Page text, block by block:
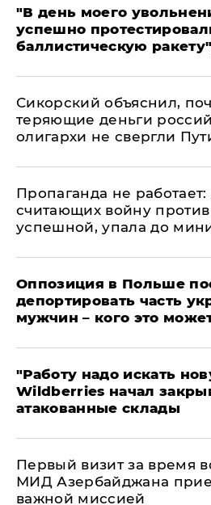
​"В день моего
успешно
баллистическую
Сикорский объяснил,
теряющие деньги
олигархи не свергли
​Пропаганда не
считающих войну
успешной, упала до
Оппозиция в Польше
депортировать часть
мужчин – кого это
"Работу надо искать
Wildberries начал
атакованные склады
Первый визит за время
МИД Азербайджана
важной миссией